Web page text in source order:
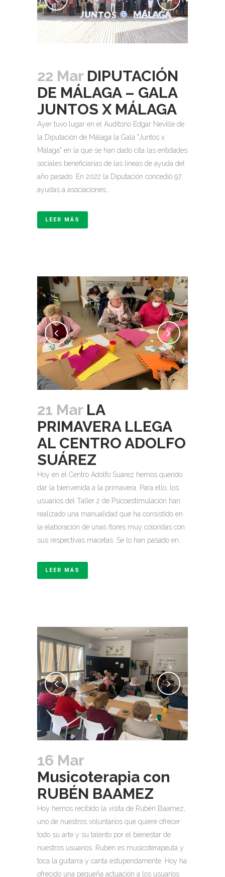
22 Mar DIPUTACIÓN
DE MÁLAGA – GALA
JUNTOS X MÁLAGA
Ayer tuvo lugar en el Auditorio Edgar Neville de
la Diputación de Málaga la Gala "Juntos x
Málaga" en la que se han dado cita las entidades
sociales beneficiarias de las líneas de ayuda del
año pasado. En 2022 la Diputación concedió 97
ayudas a asociaciones...
LEER MÁS
21 Mar LA
PRIMAVERA LLEGA
AL CENTRO ADOLFO
SUÁREZ
Hoy en el Centro Adolfo Suárez hemos querido
dar la bienvenida a la primavera. Para ello, los
usuarios del Taller 2 de Psicoestimulación han
realizado una manualidad que ha consistido en
la elaboración de unas flores muy coloridas con
sus respectivas macetas. Se lo han pasado en...
LEER MÁS
16 Mar
Musicoterapia con
RUBÉN BAAMEZ
Hoy hemos recibido la visita de Rubén Baamez,
uno de nuestros voluntarios que quiere ofrecer
todo su arte y su talento por el bienestar de
nuestros usuarios. Rubén es musicoterapeuta y
toca la guitarra y canta estupendamente. Hoy ha
ofrecido una pequeña actuación a los usuarios